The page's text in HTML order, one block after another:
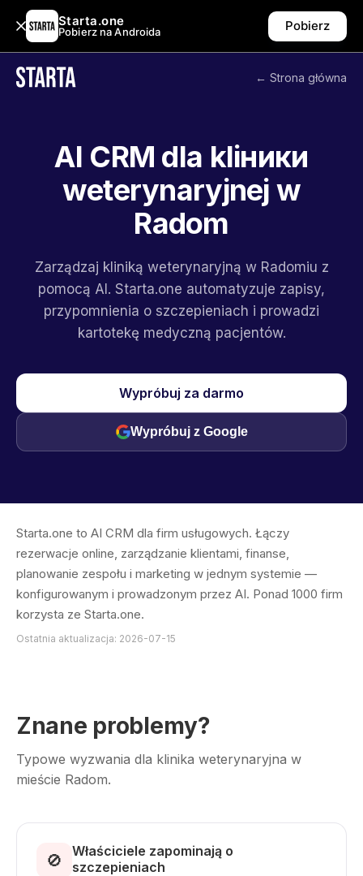
Starta.one
Pobierz na Androida Pobierz
← Strona główna
AI CRM dla kliники
weterynaryjnej w
Radom
Zarządzaj kliniką weterynaryjną w Radomiu z
pomocą AI. Starta.one automatyzuje zapisy,
przypomnienia o szczepieniach i prowadzi
kartotekę medyczną pacjentów.
Wypróbuj za darmo
Wypróbuj z Google
Starta.one to AI CRM dla firm usługowych. Łączy
rezerwacje online, zarządzanie klientami, finanse,
planowanie zespołu i marketing w jednym systemie —
konfigurowanym i prowadzonym przez AI. Ponad 1000 firm
korzysta ze Starta.one.
Ostatnia aktualizacja: 2026-07-15
Znane problemy?
Typowe wyzwania dla klinika weterynaryjna w
mieście Radom.
🚫
Właściciele zapominają o
szczepieniach